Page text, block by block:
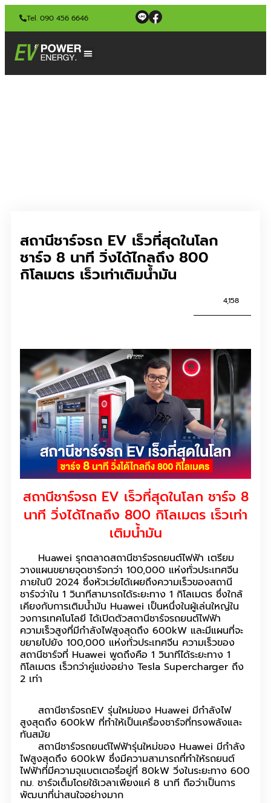
Tel. 090 456 6646
สถานีชาร์จรถ EV เร็วที่สุดในโลก
ชาร์จ 8 นาที วิ่งได้ไกลถึง 800
กิโลเมตร เร็วเท่าเติมน้ำมัน
4,158
สถานีชาร์จรถ EV เร็วที่สุดในโลก ชาร์จ 8
นาที วิ่งได้ไกลถึง 800 กิโลเมตร เร็วเท่า
เติมน้ำมัน
Huawei รุกตลาดสถานีชาร์จรถยนต์ไฟฟ้า เตรียม
วางแผนขยายจุดชาร์จกว่า 100,000 แห่งทั่วประเทศจีน
ภายในปี 2024 ซึ่งหัวเว่ยได้เผยถึงความเร็วของสถานี
ชาร์จว่าใน 1 วินาทีสามารถได้ระยะทาง 1 กิโลเมตร ซึ่งใกล้
เคียงกับการเติมน้ำมัน Huawei เป็นหนึ่งในผู้เล่นใหญ่ใน
วงการเทคโนโลยี ได้เปิดตัวสถานีชาร์จรถยนต์ไฟฟ้า
ความเร็วสูงที่มีกำลังไฟสูงสุดถึง 600kW และมีแผนที่จะ
ขยายไปยัง 100,000 แห่งทั่วประเทศจีน ความเร็วของ
สถานีชาร์จที่ Huawei พูดถึงคือ 1 วินาทีได้ระยะทาง 1
กิโลเมตร เร็วกว่าคู่แข่งอย่าง Tesla Supercharger ถึง
2 เท่า
สถานีชาร์จรถEV รุ่นใหม่ของ Huawei มีกำลังไฟ
สูงสุดถึง 600kW ที่ทำให้เป็นเครื่องชาร์จที่ทรงพลังและ
ทันสมัย
สถานีชาร์จรถยนต์ไฟฟ้ารุ่นใหม่ของ Huawei มีกำลัง
ไฟสูงสุดถึง 600kW ซึ่งมีความสามารถที่ทำให้รถยนต์
ไฟฟ้าที่มีความจุแบตเตอรี่อยู่ที่ 80kW วิ่งในระยะทาง 600
กม. ชาร์จเต็มโดยใช้เวลาเพียงแค่ 8 นาที ถือว่าเป็นการ
พัฒนาที่น่าสนใจอย่างมาก